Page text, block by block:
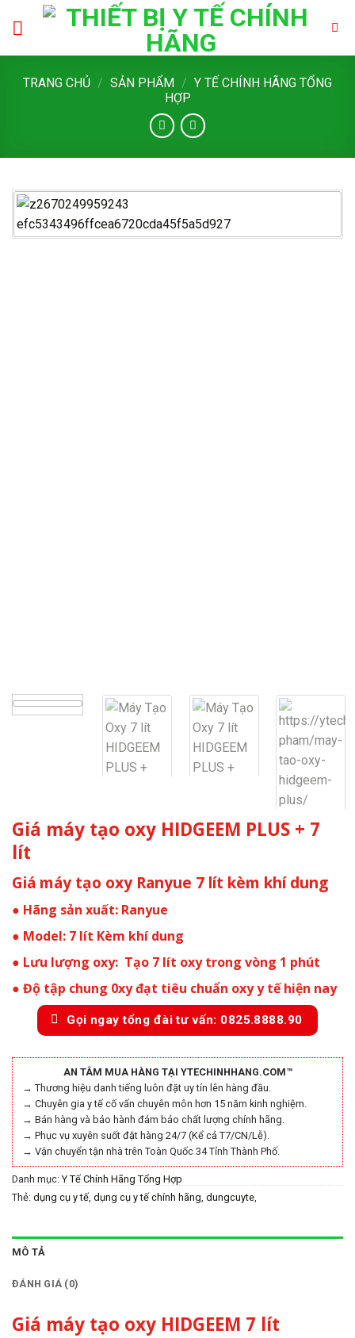
TRANG CHỦ / SẢN PHẨM / Y TẾ CHÍNH HÃNG TỔNG
HỢP
Giá máy tạo oxy HIDGEEM PLUS + 7
lít
Giá máy tạo oxy Ranyue 7 lít kèm khí dung
● Hãng sản xuất: Ranyue
● Model: 7 lít Kèm khí dung
● Lưu lượng oxy: Tạo 7 lít oxy trong vòng 1 phút
● Độ tập chung 0xy đạt tiêu chuẩn oxy y tế hiện nay
Gọi ngay tổng đài tư vấn: 0825.8888.90
AN TÂM MUA HÀNG TẠI YTECHINHHANG.COM™
→ Thương hiệu danh tiếng luôn đặt uy tín lên hàng đầu.
→ Chuyên gia y tế cố vấn chuyên môn hơn 15 năm kinh nghiệm.
→ Bán hàng và bảo hành đảm bảo chất lượng chính hãng.
→ Phục vụ xuyên suốt đặt hàng 24/7 (Kể cả T7/CN/Lễ).
→ Vận chuyển tận nhà trên Toàn Quốc 34 Tỉnh Thành Phố.
Danh mục: Y Tế Chính Hãng Tổng Hợp
Thẻ: dụng cụ y tế, dụng cụ y tế chính hãng dungcuyte
MÔ TẢ
ĐÁNH GIÁ (0)
Giá máy tạo oxy HIDGEEM 7 lít